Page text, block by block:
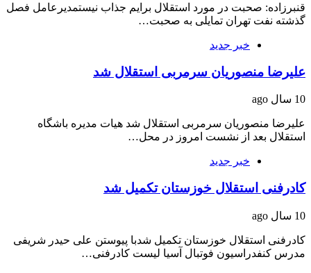
قنبرزاده: صحبت در مورد استقلال برایم جذاب نیستمدیرعامل فصل
گذشته نفت تهران تمایلی به صحبت…
خبر جدید
علیرضا منصوریان سرمربی استقلال شد
10 سال ago
علیرضا منصوریان سرمربی استقلال شد هیات مدیره باشگاه
استقلال بعد از نشست امروز در محل…
خبر جدید
کادرفنی استقلال خوزستان تکمیل شد
10 سال ago
کادرفنی استقلال خوزستان تکمیل شدبا پیوستن علی حیدر شریفی
مدرس کنفدراسیون فوتبال آسیا لیست کادرفنی…